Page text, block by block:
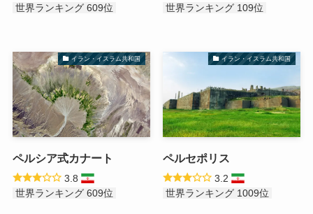
世界ランキング 609位
世界ランキング 109位
イラン・イスラム共和国
ペルシア式カナート
3.8
世界ランキング 609位
イラン・イスラム共和国
ペルセポリス
3.2
世界ランキング 1009位